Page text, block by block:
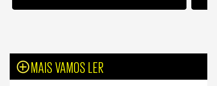
MAIS VAMOS LER